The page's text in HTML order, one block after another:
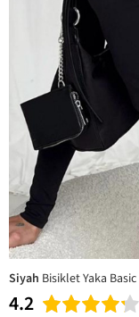
Siyah Bisiklet Yaka
4.2